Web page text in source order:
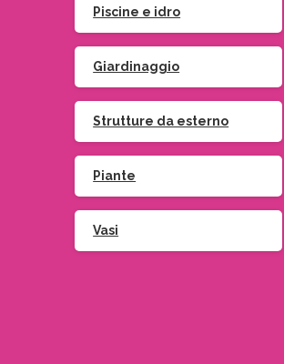
Piscine e idro
Giardinaggio
Strutture da esterno
Piante
Vasi